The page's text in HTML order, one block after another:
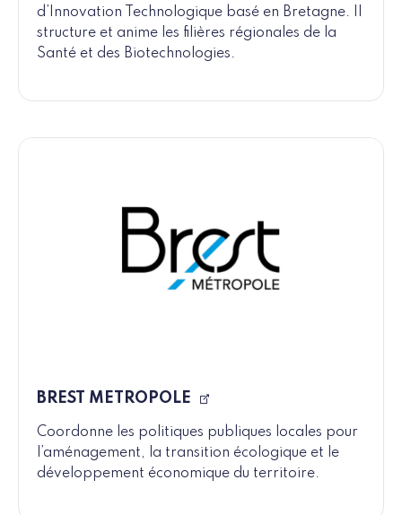
d’Innovation Technologique basé en Bretagne. Il
structure et anime les filières régionales de la
Santé et des Biotechnologies.
BREST METROPOLE
Coordonne les politiques publiques locales pour
l’aménagement, la transition écologique et le
développement économique du territoire.